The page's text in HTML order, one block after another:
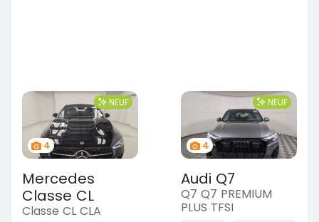
4
NEUF
Mercedes
Classe CL
Classe CL CLA
4
NEUF
Audi Q7
Q7 Q7 PREMIUM
PLUS TFSI